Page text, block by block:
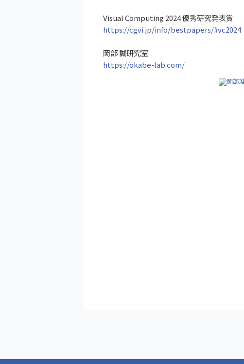
Visual Computing 2024 優秀研究発表賞
https://cgvi.jp/info/bestpapers/#vc2024
岡部 誠研究室
https://okabe-lab.com/